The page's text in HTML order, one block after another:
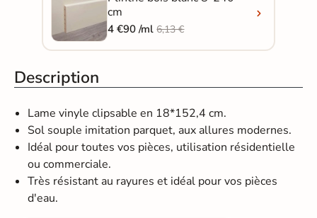
cm
4 €90 /ml6,13 €
Description
Lame vinyle clipsable en 18*152,4 cm.
Sol souple imitation parquet, aux allures modernes.
Idéal pour toutes vos pièces, utilisation résidentielle
ou commerciale.
Très résistant au rayures et idéal pour vos pièces
d'eau.